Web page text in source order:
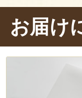
のわたし
ン！じっ
お届け